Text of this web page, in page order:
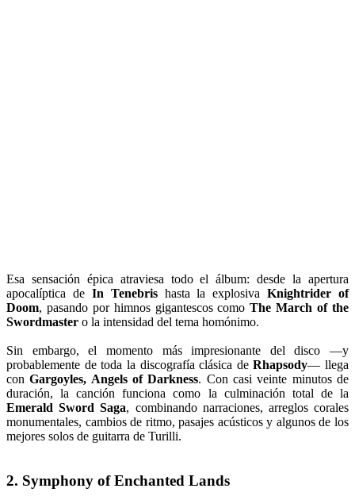
Esa sensación épica atraviesa todo el álbum: desde la apertura
apocalíptica de In Tenebrishasta la explosivaKnightrider of
Doom, pasando por himnos gigantescos comoThe March of the
Swordmaster o la intensidad del tema homónimo.
Sin embargo, el momento más impresionante del disco —y
probablemente de toda la discografía clásica deRhapsody— llega
conGargoyles, Angels of Darkness. Con casi veinte minutos de
duración, la canción funciona como la culminación total de la
Emerald Sword Saga, combinando narraciones, arreglos corales
monumentales, cambios de ritmo, pasajes acústicos y algunos de los
mejores solos de guitarra de Turilli.
2. Symphony of Enchanted Lands